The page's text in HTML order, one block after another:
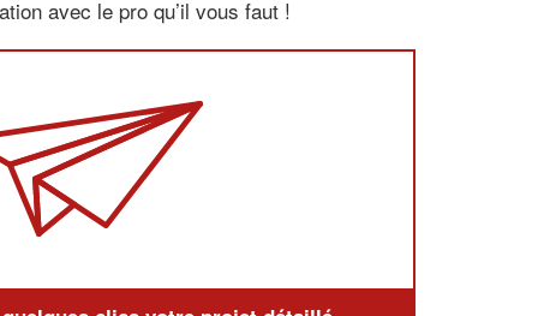
avec le pro qu’il vous faut !